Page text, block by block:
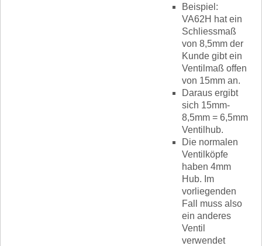
Beispiel:
VA62H hat ein
Schliessmaß
von 8,5mm der
Kunde gibt ein
Ventilmaß offen
von 15mm an.
Daraus ergibt
sich 15mm-
8,5mm = 6,5mm
Ventilhub.
Die normalen
Ventilköpfe
haben 4mm
Hub. Im
vorliegenden
Fall muss also
ein anderes
Ventil
verwendet